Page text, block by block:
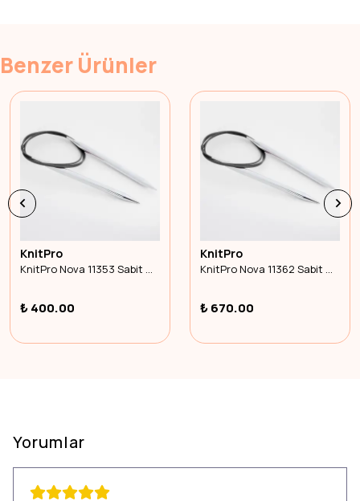
Benzer Ürünler
KnitPro
KnitPro Nova 11353 Sabit Misinalı Şiş 100cm 4.50mm
₺ 400.00
KnitPro
KnitPro Nova 11362 Sabit Misinalı Şiş 100cm 12.00mm
₺ 670.00
Yorumlar